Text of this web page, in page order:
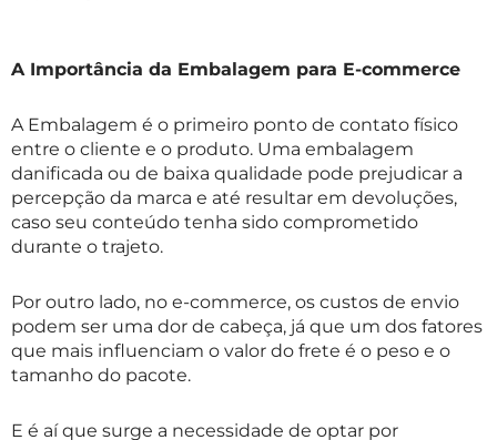
A Importância da Embalagem para E-commerce
A Embalagem é o primeiro ponto de contato físico
entre o cliente e o produto. Uma embalagem
danificada ou de baixa qualidade pode prejudicar a
percepção da marca e até resultar em devoluções,
caso seu conteúdo tenha sido comprometido
durante o trajeto.
Por outro lado, no e-commerce, os custos de envio
podem ser uma dor de cabeça, já que um dos fatores
que mais influenciam o valor do frete é o peso e o
tamanho do pacote.
E é aí que surge a necessidade de optar por